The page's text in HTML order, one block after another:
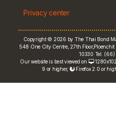
e-bookbuilding
FRN Rate
Bond Price
Privacy center
Copyright © 2026 by The Thai Bond
548 One City Centre, 27th
10330 Tel.
Our website is best viewed on
9 or higher,
Firefox 2.0 or